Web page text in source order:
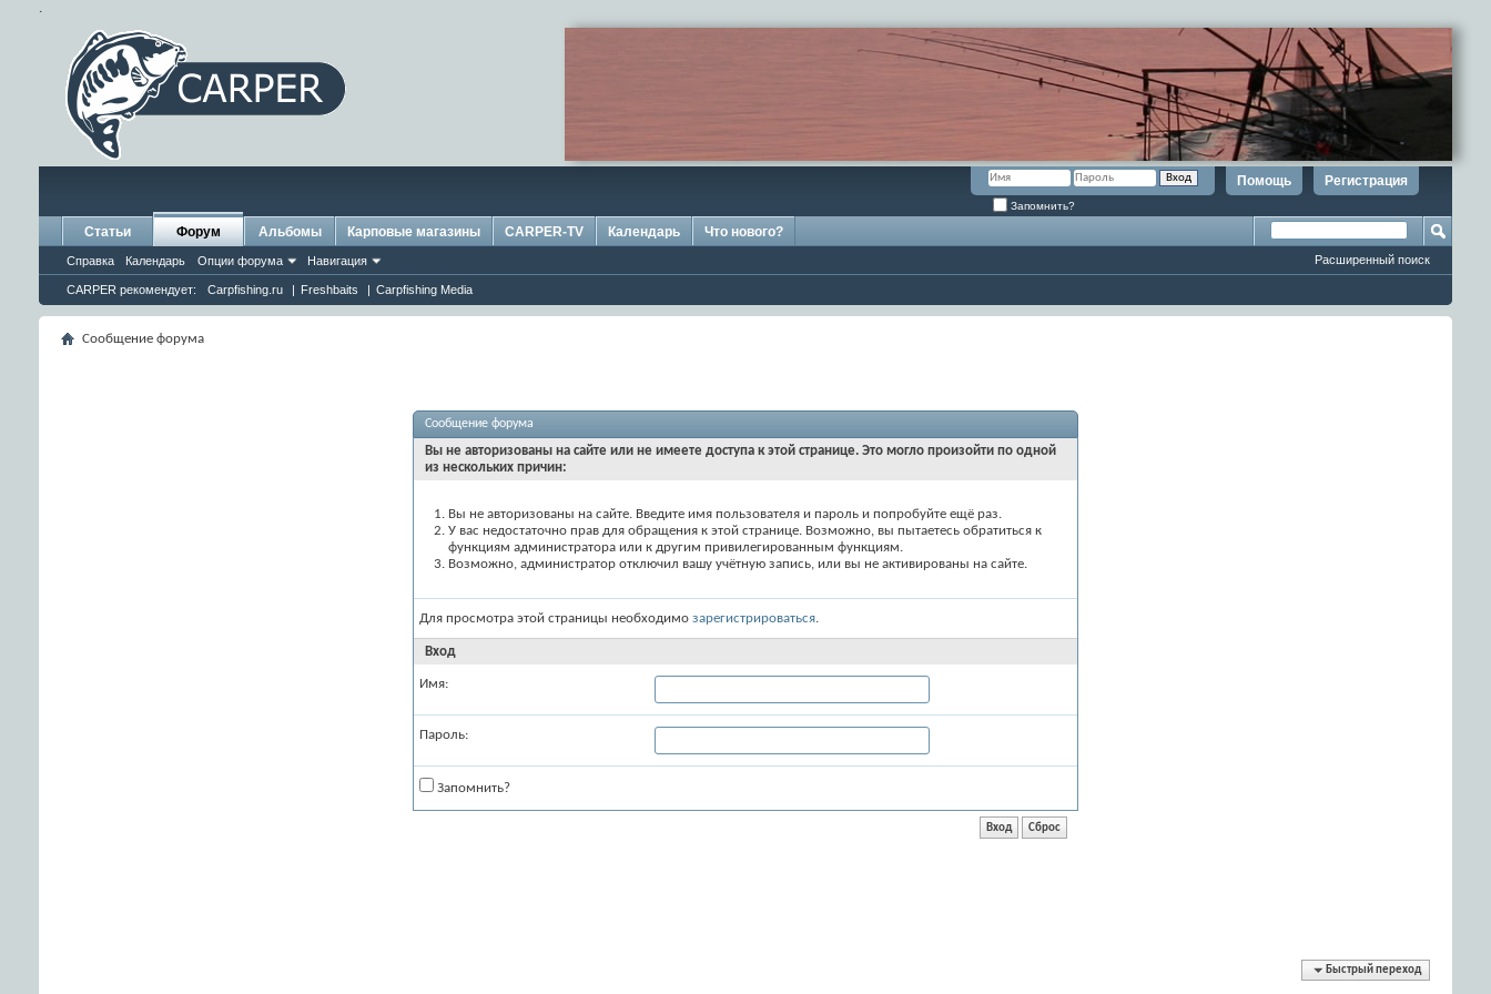
.
Регистрация
Помощь
Запомнить?
Статьи Форум
Справка Календарь Опции форума Навигация
CARPER рекомендует: Carpfishing.ru | Freshbaits | Carpfishing Media
Альбомы Карповые магазины CARPER-TV Календарь Что нового?
Расширенный поиск
Сообщение форума
Сообщение форума
Вы не авторизованы на сайте или не имеете доступа к этой странице. Это могло произойти по одной
из нескольких причин:
Вы не авторизованы на сайте. Введите имя пользователя и пароль и попробуйте ещё раз.
У вас недостаточно прав для обращения к этой странице. Возможно, вы пытаетесь обратиться к
функциям администратора или к другим привилегированным функциям.
Возможно, администратор отключил вашу учётную запись, или вы не активированы на сайте.
Для просмотра этой страницы необходимо зарегистрироваться.
Вход
Имя:
Пароль:
Запомнить?
Быстрый переход